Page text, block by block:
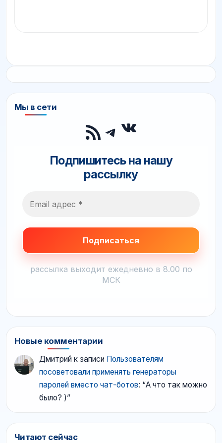
Мы в сети
RSS-лента
Telegram
ВКонтакте
Подпишитесь на нашу
рассылку
рассылка выходит ежедневно в 8.00 по
МСК
Новые комментарии
Дмитрий к записи Пользователям
посоветовали применять генераторы
паролей вместо чат-ботов: “А что так можно
было? )”
Читают сейчас